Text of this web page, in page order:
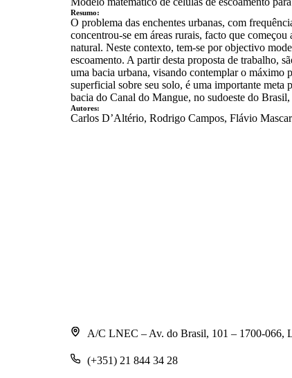
Resumo:
O problema das enchentes urbanas, com
concentrou-se em áreas rurais, facto que
natural. Neste contexto, tem-se por objectivo
escoamento. A partir desta proposta de trabalho,
uma bacia urbana, visando contemplar o máximo
superficial sobre seu solo, é uma importante
bacia do Canal do Mangue, no sudoeste do
Autores:
Carlos D’Altério, Rodrigo Campos, Flávio
A/C LNEC – Av. do Brasil, 101 – 1700-066,
(+351) 21 844 34 28